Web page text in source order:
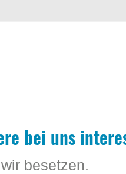
bei uns
besetzen.